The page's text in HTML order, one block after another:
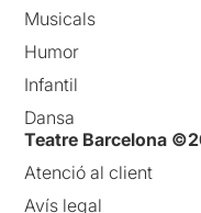
Musicals
Humor
Infantil
Dansa
Teatre Barcelona
Atenció al client
Avís legal